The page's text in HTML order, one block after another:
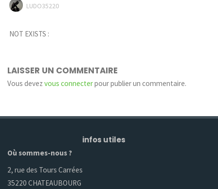
LUDO35220
NOT EXISTS :
LAISSER UN COMMENTAIRE
Vous devezvous connecterpour publier un commentaire.
infos utiles
Où sommes-nous ?
2, rue des Tours Carrées
35220 CHATEAUBOURG